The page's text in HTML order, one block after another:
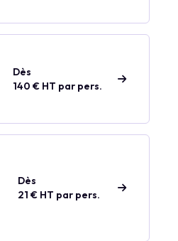
Dès
140 € HT par pers.
Dès
21 € HT par pers.